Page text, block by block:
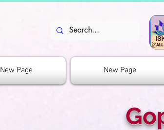
New Page New Page